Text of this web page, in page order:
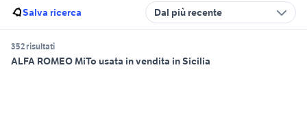
Salva ricerca Dal più recente
352 risultati
ALFA ROMEO MiTo usata in vendita in Sicilia